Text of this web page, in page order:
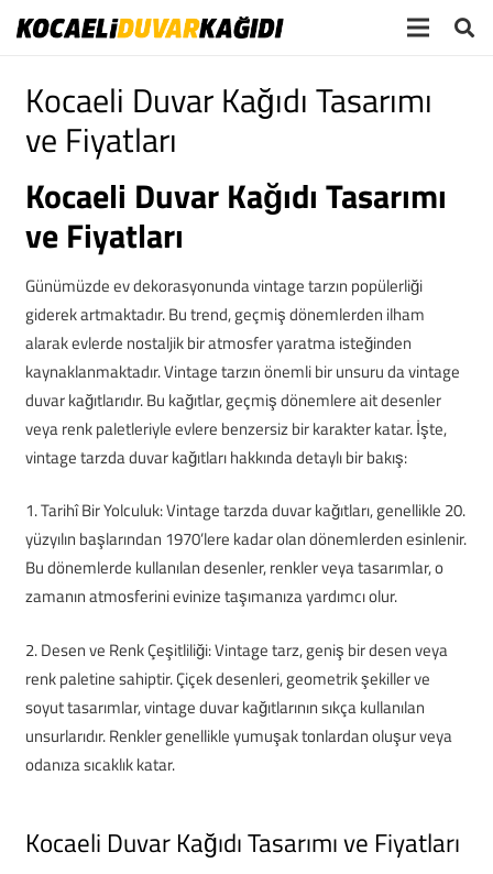
Kocaeli Duvar Kağıdı Tasarımı
ve Fiyatları
Kocaeli Duvar Kağıdı Tasarımı
ve Fiyatları
Günümüzde ev dekorasyonunda vintage tarzın popülerliği
giderek artmaktadır. Bu trend, geçmiş dönemlerden ilham
alarak evlerde nostaljik bir atmosfer yaratma isteğinden
kaynaklanmaktadır. Vintage tarzın önemli bir unsuru da vintage
duvar kağıtlarıdır. Bu kağıtlar, geçmiş dönemlere ait desenler
veya renk paletleriyle evlere benzersiz bir karakter katar. İşte,
vintage tarzda duvar kağıtları hakkında detaylı bir bakış:
1. Tarihî Bir Yolculuk: Vintage tarzda duvar kağıtları, genellikle 20.
yüzyılın başlarından 1970’lere kadar olan dönemlerden esinlenir.
Bu dönemlerde kullanılan desenler, renkler veya tasarımlar, o
zamanın atmosferini evinize taşımanıza yardımcı olur.
2. Desen ve Renk Çeşitliliği: Vintage tarz, geniş bir desen veya
renk paletine sahiptir. Çiçek desenleri, geometrik şekiller ve
soyut tasarımlar, vintage duvar kağıtlarının sıkça kullanılan
unsurlarıdır. Renkler genellikle yumuşak tonlardan oluşur veya
odanıza sıcaklık katar.
Kocaeli Duvar Kağıdı Tasarımı ve Fiyatları